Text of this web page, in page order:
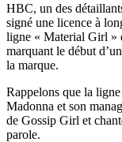
HBC, un des
signé une licence à
ligne « Material Girl »
marquant le début
la marque.
Rappelons que la
Madonna et son
de Gossip Girl et
parole.